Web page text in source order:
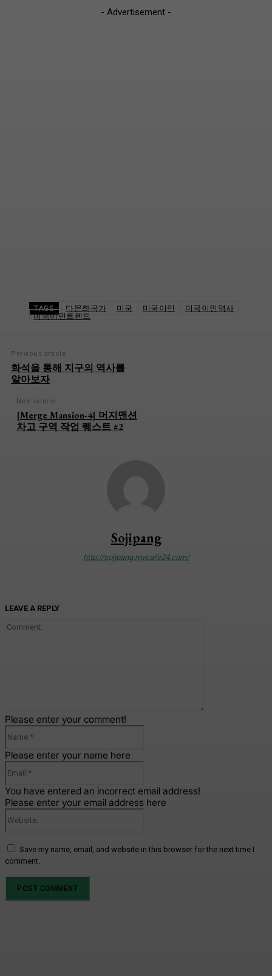
- Advertisement -
TAGS 다문화국가 미국 미국이민
미국이민역사
미국이민트렌드
Previous article
화석을 통해 지구의 역사를
알아보자
Next article
[Merge Mansion-4] 머지맨션
차고 구역 작업 퀘스트 #2
Sojipang
http://sojipang.mycafe24.com/
LEAVE A REPLY
Please enter your comment!
Please enter your name here
You have entered an incorrect email address!
Please enter your email address here
Save my name, email, and website in this browser for the next time I
comment.